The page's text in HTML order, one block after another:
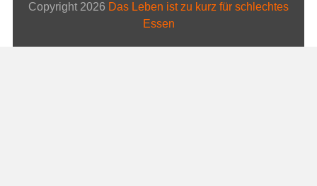
Copyright 2026 Das Leben ist zu kurz für schlechtes
Essen